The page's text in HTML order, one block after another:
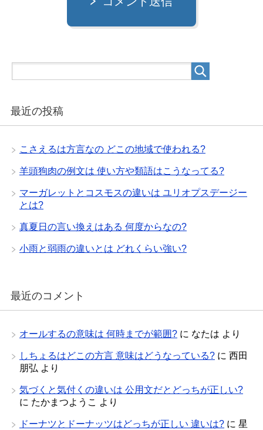
最近の投稿
こさえるは方言なの どこの地域で使われる?
羊頭狗肉の例文は 使い方や類語はこうなってる?
マーガレットとコスモスの違いは ユリオプスデージー
とは?
真夏日の言い換えはある 何度からなの?
小雨と弱雨の違いとは どれくらい強い?
最近のコメント
オールするの意味は 何時までが範囲? に なたは より
しちょるはどこの方言 意味はどうなっている? に 西田
朋弘 より
気づくと気付くの違いは 公用文だとどっちが正しい?
に たかまつようこ より
ドーナツとドーナッツはどっちが正しい 違いは? に 星